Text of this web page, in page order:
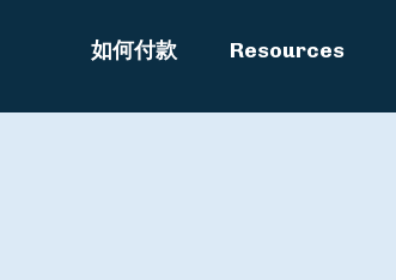
如何付款 Resources